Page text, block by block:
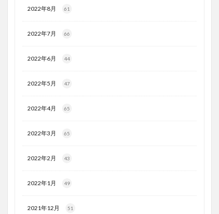
2022年8月 61
2022年7月 66
2022年6月 44
2022年5月 47
2022年4月 65
2022年3月 65
2022年2月 43
2022年1月 49
2021年12月 51